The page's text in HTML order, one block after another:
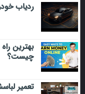
ردیاب
بهترین
چیست؟
تعمیر